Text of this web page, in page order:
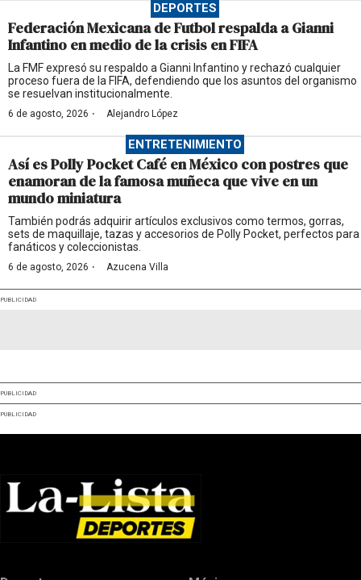
DEPORTES
Federación Mexicana de Futbol respalda a Gianni
Infantino en medio de la crisis en FIFA
La FMF expresó su respaldo a Gianni Infantino y rechazó cualquier
proceso fuera de la FIFA, defendiendo que los asuntos del organismo
se resuelvan institucionalmente.
6 de agosto, 2026 · Alejandro López
ENTRETENIMIENTO
Así es Polly Pocket Café en México con postres que
enamoran de la famosa muñeca que vive en un
mundo miniatura
También podrás adquirir artículos exclusivos como termos, gorras,
sets de maquillaje, tazas y accesorios de Polly Pocket, perfectos para
fanáticos y coleccionistas.
6 de agosto, 2026 · Azucena Villa
PUBLICIDAD
PUBLICIDAD
PUBLICIDAD